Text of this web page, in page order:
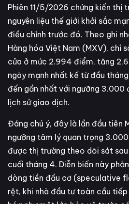
Phiên 11/5/2026 chứng kiến thị
nguyên liệu thế giới khởi sắc
điều chỉnh trước đó. Theo ghi
Hàng hóa Việt Nam (MXV), chỉ
cửa ở mức 2.994 điểm, tăng
ngày mạnh nhất kể từ đầu
đến gần nhất với ngưỡng
lịch sử giao dịch.
Đáng chú ý, đây là lần đầu tiên
ngưỡng tâm lý quan trọng
được thị trường theo dõi sát
cuối tháng 4. Diễn biến này
dòng tiền đầu cơ (speculative
rệt, khi nhà đầu tư toàn cầu